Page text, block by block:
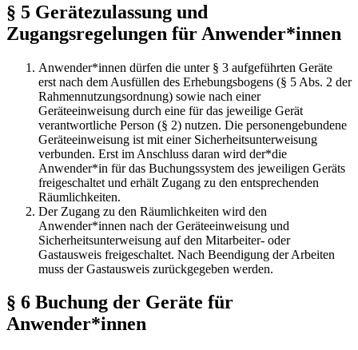
§ 5 Gerätezulassung und
Zugangsregelungen für Anwender*innen
Anwender*innen dürfen die unter § 3 aufgeführten Geräte
erst nach dem Ausfüllen des Erhebungsbogens (§ 5 Abs. 2 der
Rahmennutzungsordnung) sowie nach einer
Geräteeinweisung durch eine für das jeweilige Gerät
verantwortliche Person (§ 2) nutzen. Die personengebundene
Geräteeinweisung ist mit einer Sicherheitsunterweisung
verbunden. Erst im Anschluss daran wird der*die
Anwender*in für das Buchungssystem des jeweiligen Geräts
freigeschaltet und erhält Zugang zu den entsprechenden
Räumlichkeiten.
Der Zugang zu den Räumlichkeiten wird den
Anwender*innen nach der Geräteeinweisung und
Sicherheitsunterweisung auf den Mitarbeiter- oder
Gastausweis freigeschaltet. Nach Beendigung der Arbeiten
muss der Gastausweis zurückgegeben werden.
§ 6 Buchung der Geräte für
Anwender*innen